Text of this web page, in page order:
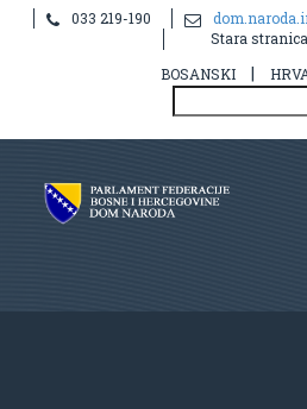
Notice
: Undefined index: idHR in
033 219-190
Stara
BOSANSKI
|